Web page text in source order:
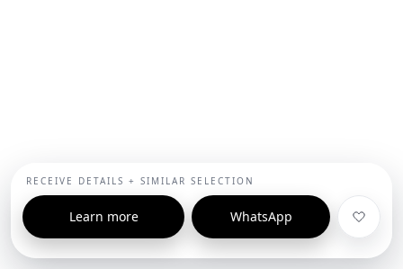
RECEIVE DETAILS + SIMILAR SELECTION
Learn more WhatsApp